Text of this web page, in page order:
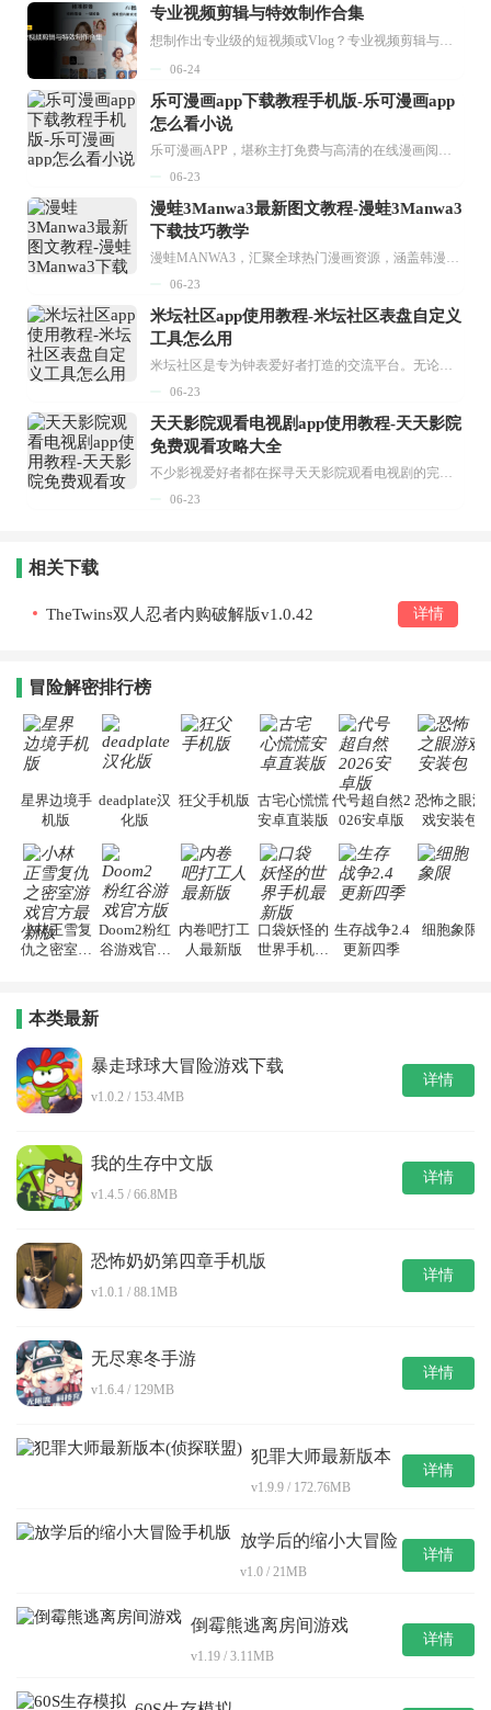
专业视频剪辑与特效制作合集
想制作出专业级的短视频或Vlog？专业视频剪辑与特效制作大全专题为你提供了从剪辑、抠像到特效包装的全套解决方案。无论是添加炫酷的片头、进行精准的视频抠图，还是制...
06-24
乐可漫画app下载教程手机版-乐可漫画app
怎么看小说
乐可漫画APP，堪称主打免费与高清的在线漫画阅读神器。其官方版提供海量完整版漫画资源，无论是国内漫画，还是日漫、韩漫、台漫、美漫等国外漫画，应有尽有，随时供你阅读。只需轻点一下，便能直接进入阅读界面。不仅如此，乐可漫画最新版本更新速度极快，在这里，你总能抢先看到全网一手漫画章节内容！...
06-23
漫蛙3Manwa3最新图文教程-漫蛙3Manwa3
下载技巧教学
漫蛙MANWA3，汇聚全球热门漫画资源，涵盖韩漫、欧美漫画、国漫等多种类型，题材丰富多样，全方位满足用户阅读喜好。它不仅是阅读平台，更是创作平台，为广大用户打造零门槛创作环境。...
06-23
米坛社区app使用教程-米坛社区表盘自定义
工具怎么用
米坛社区是专为钟表爱好者打造的交流平台。无论你是初涉钟表领域的普通爱好者，还是拥有多年收藏经验的资深玩家，都能在此找到属于自己的天地。 无需注册，就能轻松参与其中。通过专业的讨论论坛与丰富的交互功能，你可与世界各地的钟表爱好者畅快交流。若你钟情于钟表，米坛社区无疑是值得一试的理想之选。在这里，你能获取最新的手表资讯，交流见解，提升鉴赏品味，让每一块手表都成为收藏故事中重要的一部分。感兴趣的朋友，不要错过下载机会。...
06-23
天天影院观看电视剧app使用教程-天天影院
免费观看攻略大全
不少影视爱好者都在探寻天天影院观看电视剧的完整方法，结合最新平台使用规则，本篇新手入门攻略全面讲解观看渠道、检索流程、播放设置以及画面模式调整等实用内容。全文适配手机、电脑等主流设备，步骤简洁易懂，无论是初次使用的新手，还是想要优化观影体验的用户，都能参照内容快速上手，熟练掌握平台各项操作技巧，轻松畅享影视内容。...
06-23
相关下载
TheTwins双人忍者内购破解版v1.0.42 详情
冒险解密排行榜
星界边境手
机版
deadplate汉
化版
狂父手机版 古宅心慌慌
安卓直装版
代号超自然2
026安卓版
恐怖之眼游
戏安装包
小林正雪复
仇之密室游
Doom2粉红
谷游戏官方
内卷吧打工
人最新版
口袋妖怪的
世界手机最
生存战争2.4
更新四季
细胞象限
本类最新
暴走球球大冒险游戏下载
v1.0.2 / 153.4MB
详情
我的生存中文版
v1.4.5 / 66.8MB
详情
恐怖奶奶第四章手机版
v1.0.1 / 88.1MB
详情
无尽寒冬手游
v1.6.4 / 129MB
详情
犯罪大师最新版本
v1.9.9 / 172.76MB
详情
放学后的缩小大冒险
v1.0 / 21MB
详情
倒霉熊逃离房间游戏
v1.19 / 3.11MB
详情